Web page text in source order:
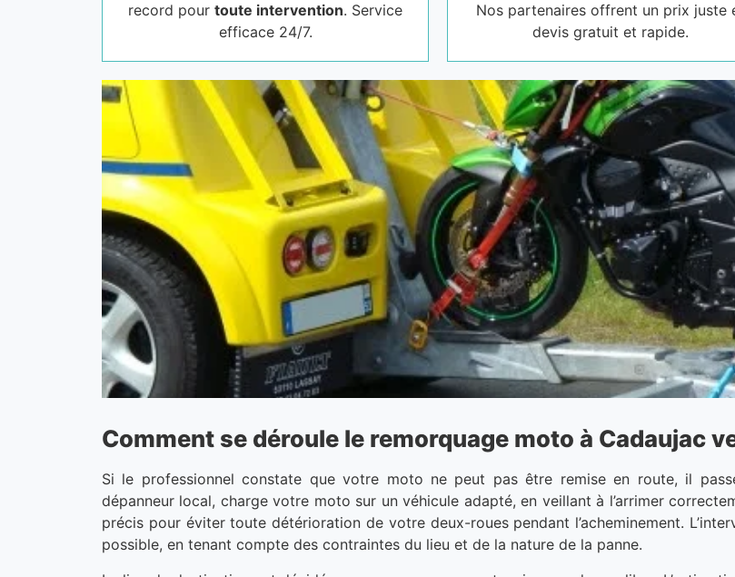
record pour toute intervention. Service
efficace 24/7.
Nos partenaires offrent un prix juste
devis gratuit et rapide.
Comment se déroule le remorquage moto à Cadaujac
Si le professionnel constate que votre moto ne peut pas être remise en route, il
dépanneur local, charge votre moto sur un véhicule adapté, en veillant à l’arrimer
précis pour éviter toute détérioration de votre deux-roues pendant l’acheminement.
possible, en tenant compte des contraintes du lieu et de la nature de la panne.